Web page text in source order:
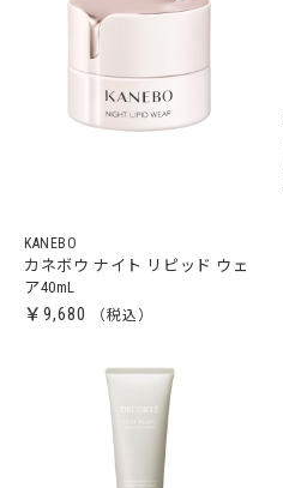
KANEBO
カネボウ ナイト リピッド ウェ
ア40mL
￥9,680